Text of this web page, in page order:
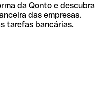
da Qonto e descubra
das empresas.
tarefas bancárias.